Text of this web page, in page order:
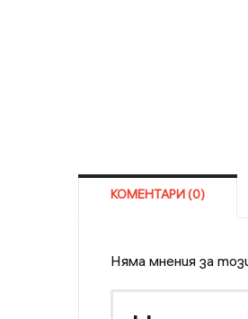
КОМЕНТАРИ (0)
Няма мнения за